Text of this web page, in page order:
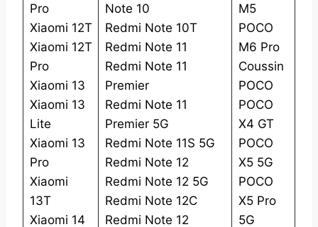
Pro
Xiaomi 12T
Xiaomi 12T
Pro
Xiaomi 13
Xiaomi 13
Lite
Xiaomi 13
Pro
Xiaomi
13T
Xiaomi 14
Note 10
Redmi Note 10T
Redmi Note 11
Redmi Note 11
Premier
Redmi Note 11
Premier 5G
Redmi Note 11S 5G
Redmi Note 12
Redmi Note 12 5G
Redmi Note 12C
Redmi Note 12
M5
POCO
M6 Pro
Coussin
POCO
POCO
X4 GT
POCO
X5 5G
POCO
X5 Pro
5G